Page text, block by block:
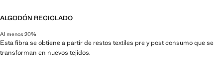
ALGODÓN RECICLADO
Al menos 20%
Esta fibra se obtiene a partir de restos textiles pre y post consumo que se
transforman en nuevos tejidos.